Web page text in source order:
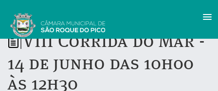
VIII Corrida do Mar -
14 de junho das 10h00
às 12h30